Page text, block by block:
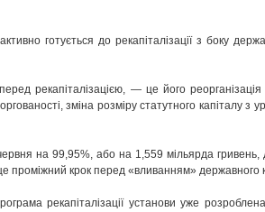
готується до рекапіталізації з боку
рекапіталізацією, — це його
зміна розміру статутного капіталу з
на 99,95%, або на 1,559 мільярда
проміжний крок перед «вливанням» державного
рекапіталізації установи уже